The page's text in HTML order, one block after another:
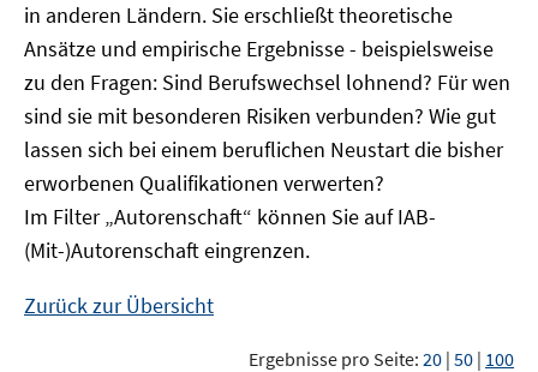
in anderen Ländern. Sie erschließt theoretische
Ansätze und empirische Ergebnisse - beispielsweise
zu den Fragen: Sind Berufswechsel lohnend? Für wen
sind sie mit besonderen Risiken verbunden? Wie gut
lassen sich bei einem beruflichen Neustart die bisher
erworbenen Qualifikationen verwerten?
Im Filter „Autorenschaft“ können Sie auf IAB-
(Mit-)Autorenschaft eingrenzen.
Zurück zur Übersicht
Ergebnisse pro Seite: 20 | 50 | 100